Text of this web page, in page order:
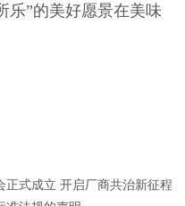
乐”的美好愿景在美味
正式成立 开启厂商共治新征程